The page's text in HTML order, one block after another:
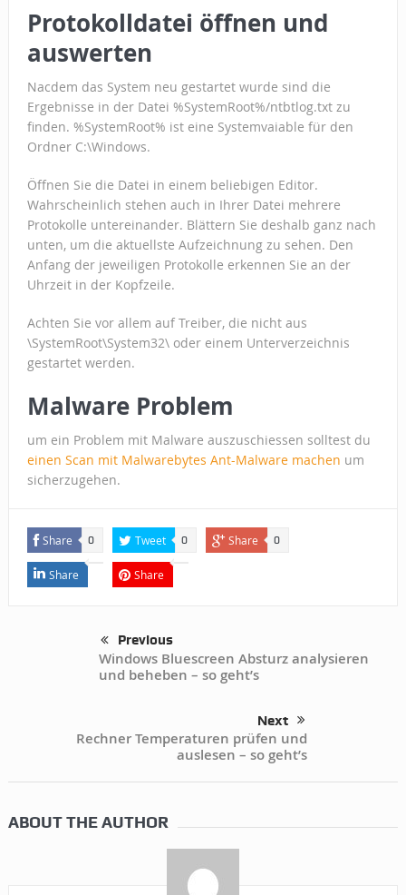
Protokolldatei öffnen und
auswerten
Nacdem das System neu gestartet wurde sind die
Ergebnisse in der Datei %SystemRoot%/ntbtlog.txt zu
finden. %SystemRoot% ist eine Systemvaiable für den
Ordner C:\Windows.
Öffnen Sie die Datei in einem beliebigen Editor.
Wahrscheinlich stehen auch in Ihrer Datei mehrere
Protokolle untereinander. Blättern Sie deshalb ganz nach
unten, um die aktuellste Aufzeichnung zu sehen. Den
Anfang der jeweiligen Protokolle erkennen Sie an der
Uhrzeit in der Kopfzeile.
Achten Sie vor allem auf Treiber, die nicht aus
\SystemRoot\System32\ oder einem Unterverzeichnis
gestartet werden.
Malware Problem
um ein Problem mit Malware auszuschiessen solltest du
einen Scan mit Malwarebytes Ant-Malware machen um
sicherzugehen.
Share 0 Tweet 0 Share 0
Share Share
Previous
Windows Bluescreen Absturz analysieren
und beheben – so geht’s
Next
Rechner Temperaturen prüfen und
auslesen – so geht’s
ABOUT THE AUTHOR